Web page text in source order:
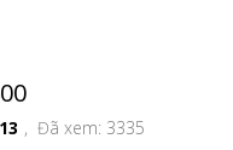
, Đã xem: 3335